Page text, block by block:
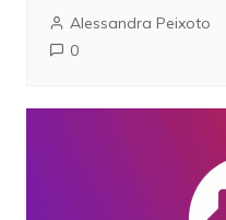
Alessandra Peixoto
0